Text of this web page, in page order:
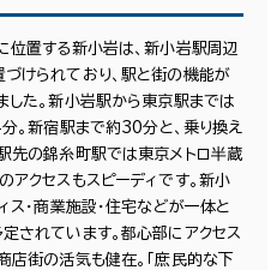
位置する新小岩は、新小岩駅周辺
けられており、駅と街の機能が
した。新小岩駅から東京駅までは
。新宿駅まで約30分と、乗り換え
先の錦糸町駅では東京メトロ半蔵
アクセスもスピーディです。新小
・商業施設・住宅などが一体と
されています。都心部にアクセス
店街の活気も健在。「庶民的な下
～